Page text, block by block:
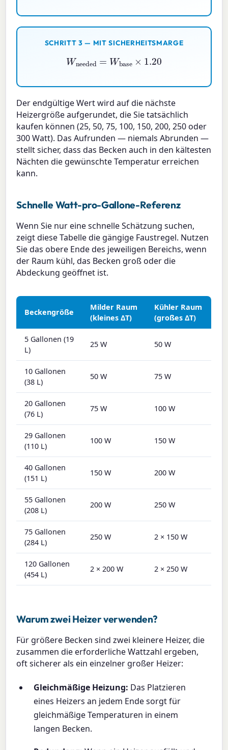
SCHRITT 3 — MIT SICHERHEITSMARGE
Wneeded=Wbase × 1.20
Der endgültige Wert wird auf die nächste
Heizergröße aufgerundet, die Sie tatsächlich
kaufen können (25, 50, 75, 100, 150, 200, 250 oder
300 Watt). Das Aufrunden — niemals Abrunden —
stellt sicher, dass das Becken auch in den kältesten
Nächten die gewünschte Temperatur erreichen
kann.
Schnelle Watt-pro-Gallone-Referenz
Wenn Sie nur eine schnelle Schätzung suchen,
zeigt diese Tabelle die gängige Faustregel. Nutzen
Sie das obere Ende des jeweiligen Bereichs, wenn
der Raum kühl, das Becken groß oder die
Abdeckung geöffnet ist.
Beckengröße
Milder Raum
(kleines ΔT)
Kühler Raum
(großes ΔT)
5 Gallonen (19
L)
25 W 50 W
10 Gallonen
(38 L)
50 W 75 W
20 Gallonen
(76 L)
75 W 100 W
29 Gallonen
(110 L)
100 W 150 W
40 Gallonen
(151 L)
150 W 200 W
55 Gallonen
(208 L)
200 W 250 W
75 Gallonen
(284 L)
250 W 2 × 150 W
120 Gallonen
(454 L)
2 × 200 W 2 × 250 W
Warum zwei Heizer verwenden?
Für größere Becken sind zwei kleinere Heizer, die
zusammen die erforderliche Wattzahl ergeben,
oft sicherer als ein einzelner großer Heizer:
Gleichmäßige Heizung: Das Platzieren
eines Heizers an jedem Ende sorgt für
gleichmäßige Temperaturen in einem
langen Becken.